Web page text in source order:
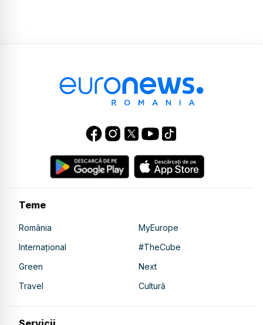
Teme
România
MyEurope
Internațional
#TheCube
Green
Next
Travel
Cultură